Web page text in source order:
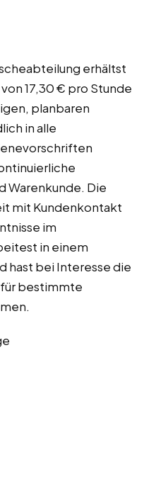
erhältst
17,30 € pro Stunde
planbaren
in alle
Warenkunde. Die
mit Kundenkontakt
im
in einem
hast bei Interesse die
bestimmte